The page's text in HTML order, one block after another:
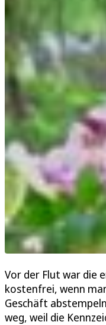
Vor der Flut war die
kostenfrei, wenn
Geschäft
weg, weil die